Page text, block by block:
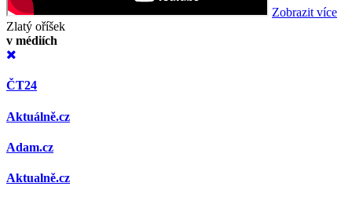
Zobrazit více
Zlatý oříšek
v médiích
ČT24
Aktuálně.cz
Adam.cz
Aktualně.cz